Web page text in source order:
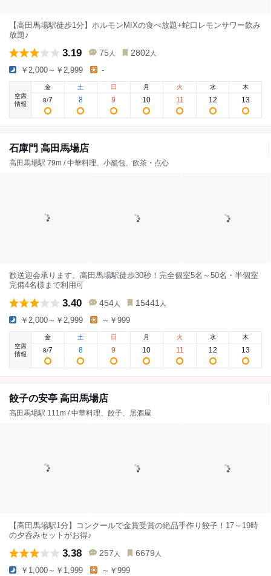
【高田馬場駅徒歩1分】ホルモンMIXの食べ放題+蛇口レモンサワー飲み
放題♪
3.19 75 人 2802 人
￥2,000～￥2,999 -
空席
情報
金
8/7
土
8
日
9
月
10
火
11
水
12
木
13
石庫門 高田馬場店
高田馬場駅 79m / 中華料理、小籠包、飲茶・点心
歓送迎会承ります。高田馬場駅徒歩30秒！完全個室5名～50名・半個室
完備4名様まで利用可
3.40 454 人 15441 人
￥2,000～￥2,999 ～￥999
空席
情報
金
8/7
土
8
日
9
月
10
火
11
水
12
木
13
餃子の安亭 高田馬場店
高田馬場駅 111m / 中華料理、餃子、居酒屋
【高田馬場駅1分】コンクールで金賞受賞の絶品手作り餃子！17～19時
の夕呑みセットがお得♪
3.38 257 人 6679 人
￥1,000～￥1,999 ～￥999